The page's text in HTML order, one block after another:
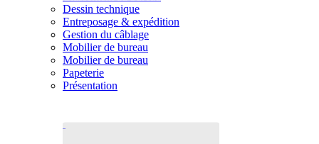
Dessin technique
Entreposage & expédition
Gestion du câblage
Mobilier de bureau
Mobilier de bureau
Papeterie
Présentation